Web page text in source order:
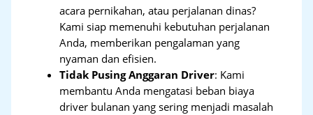
acara pernikahan, atau perjalanan dinas?
Kami siap memenuhi kebutuhan perjalanan
Anda, memberikan pengalaman yang
nyaman dan efisien.
Tidak Pusing Anggaran Driver: Kami
membantu Anda mengatasi beban biaya
driver bulanan yang sering menjadi masalah